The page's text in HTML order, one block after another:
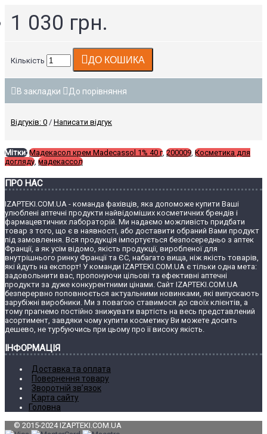
1 030 грн.
Кількість ДО КОШИКА
В закладки До порівняння
Відгуків: 0 / Написати відгук
Мітки: Мадекасол крем Madecassol 1% 40 г, 200009, Косметика для
догляду, мадекассол
ПРО НАС
IZAPTEKI.COM.UA - команда фахівців, яка допоможе купити Ваші
улюблені аптечні продукти найвідоміших косметичних брендів і
фармацевтичних лабораторій. Ми надаємо можливість придбати
товар з того, що є в наявності, або доставити обраний Вами продукт
під замовлення. Вся продукція імпортується безпосередньо з аптек
Франції, а як усім відомо, якість продукції, виробленої для
внутрішнього ринку Франції та ЄС, набагато вища, ніж якість товарів,
які йдуть на експорт! У команди IZAPTEKI.COM.UA є тільки одна мета:
задовольнити вас, пропонуючи цільові та ефективні аптечні
продукти за дуже конкурентними цінами. Сайт IZAPTEKI.COM.UA
безперервно поповнюється актуальними новинками, які випускають
зарубіжні виробники. Ми з повагою ставимося до своїх клієнтів, а
тому прагнемо постійно знижувати вартість на весь представлений
асортимент, завдяки чому купити косметику Ви можете досить
дешево, не турбуючись при цьому про її високу якість.
ІНФОРМАЦІЯ
Доставка та оплата
Повернення товару
Зворотній зв’язок
Карта сайту
Головна
© 2015-2024 IZAPTEKI.COM.UA